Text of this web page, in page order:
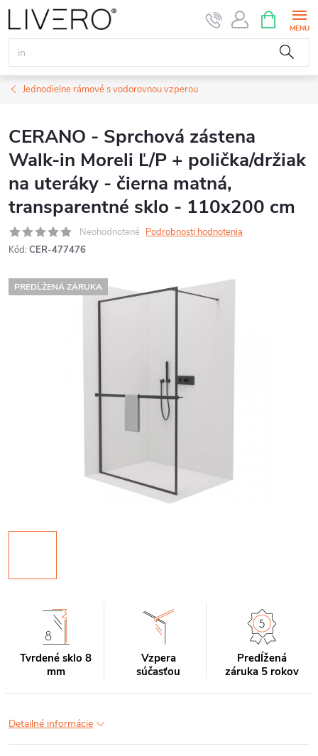
Prejsť
na
obsah
KOŠÍK
Jednodielne rámové s vodorovnou vzperou
CERANO - Sprchová zástena
Walk-in Moreli Ľ/P + polička/držiak
na uteráky - čierna matná,
transparentné sklo - 110x200 cm
Neohodnotené Podrobnosti hodnotenia
Kód: CER-477476
PREDĹŽENÁ ZÁRUKA
Tvrdené sklo 8
mm
Vzpera
súčasťou
Predĺžená
záruka 5 rokov
Detailné informácie